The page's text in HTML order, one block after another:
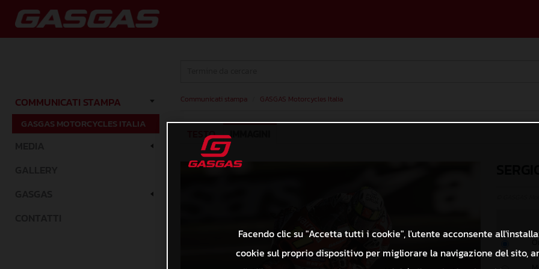
COMMUNICATI STAMPA
GASGAS MOTORCYCLES ITALIA
Communicati stampa GASGAS Motorcycles Italia
TESTO IMMAGINI
Facendo clic su "Accetta tutti i cookie", l'utente acconsente
cookie sul proprio dispositivo per migliorare la navigazione del sito,